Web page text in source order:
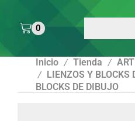
0
Inicio / Tienda /
/ LIENZOS Y BLOCKS
BLOCKS DE DIBUJO